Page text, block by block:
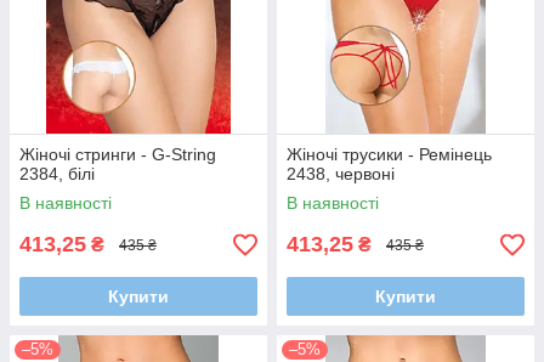
Жіночі стринги - G-String
2384, білі
В наявності
413,25 ₴ 435 ₴
Купити
Жіночі трусики - Ремінець
2438, червоні
В наявності
413,25 ₴ 435 ₴
Купити
–5% –5%